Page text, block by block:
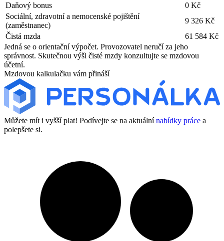
Daňový bonus
0 Kč
Sociální, zdravotní a nemocenské pojištění
(zaměstnanec)
9 326 Kč
Čistá mzda
61 584 Kč
Jedná se o orientační výpočet. Provozovatel neručí za jeho
správnost. Skutečnou výši čisté mzdy konzultujte se mzdovou
účetní.
Mzdovou kalkulačku vám přináší
Můžete mít i vyšší plat! Podívejte se na aktuálnínabídky práce a
polepšete si.